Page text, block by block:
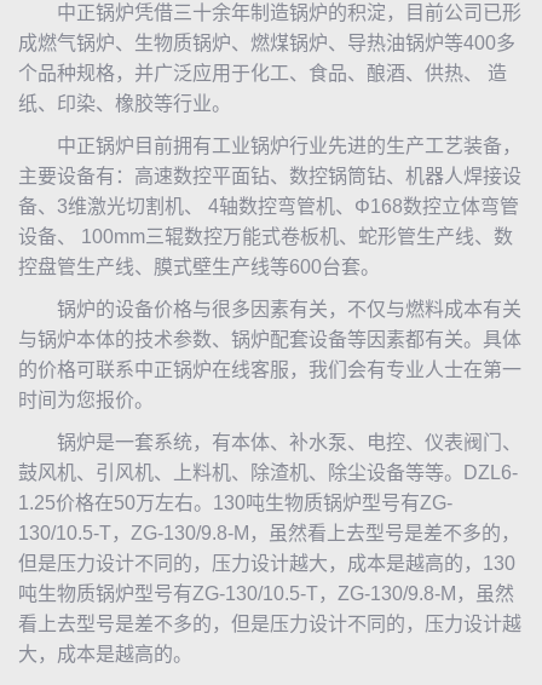
中正锅炉凭借三十余年制造锅炉的积淀，目前公司已形
成燃气锅炉、生物质锅炉、燃煤锅炉、导热油锅炉等400多
个品种规格，并广泛应用于化工、食品、酿酒、供热、 造
纸、印染、橡胶等行业。
中正锅炉目前拥有工业锅炉行业先进的生产工艺装备，
主要设备有：高速数控平面钻、数控锅筒钻、机器人焊接设
备、3维激光切割机、 4轴数控弯管机、Φ168数控立体弯管
设备、 100mm三辊数控万能式卷板机、蛇形管生产线、数
控盘管生产线、膜式壁生产线等600台套。
锅炉的设备价格与很多因素有关，不仅与燃料成本有关
与锅炉本体的技术参数、锅炉配套设备等因素都有关。具体
的价格可联系中正锅炉在线客服，我们会有专业人士在第一
时间为您报价。
锅炉是一套系统，有本体、补水泵、电控、仪表阀门、
鼓风机、引风机、上料机、除渣机、除尘设备等等。DZL6-
1.25价格在50万左右。130吨生物质锅炉型号有ZG-
130/10.5-T，ZG-130/9.8-M，虽然看上去型号是差不多的，
但是压力设计不同的，压力设计越大，成本是越高的，130
吨生物质锅炉型号有ZG-130/10.5-T，ZG-130/9.8-M，虽然
看上去型号是差不多的，但是压力设计不同的，压力设计越
大，成本是越高的。